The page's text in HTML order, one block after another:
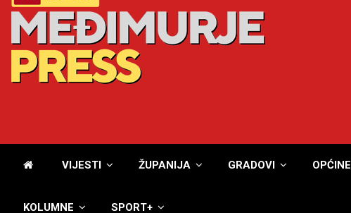
VIJESTI ŽUPANIJA GRADOVI OPĆINE
KOLUMNE SPORT+